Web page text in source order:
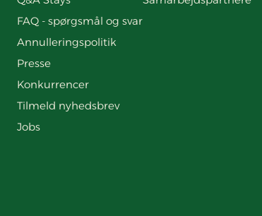
FAQ - spørgsmål og svar
Annulleringspolitik
Presse
Konkurrencer
Tilmeld nyhedsbrev
Jobs